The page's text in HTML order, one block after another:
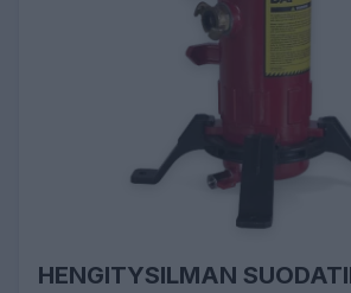
HENGITYSILMAN